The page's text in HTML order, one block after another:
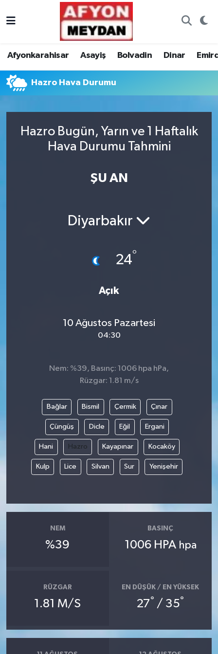
Afyonkarahisar Asayiş Bolvadin Dinar
Hazro Hava Durumu
Hazro Bugün, Yarın ve 1 Haftalık
Hava Durumu Tahmini
ŞU AN
Diyarbakır
24°
Açık
10 Ağustos Pazartesi
04:30
Nem: %39, Basınç: 1006 hpa hPa,
Rüzgar: 1.81 m/s
Bağlar Bismil Çermik Çınar
Çüngüş Dicle Eğil Ergani
Hani Hazro Kayapınar Kocaköy
Kulp Lice Silvan Sur Yenişehir
NEM
%39
BASINÇ
1006 HPA hpa
RÜZGAR
1.81 M/S
EN DÜŞÜK / EN YÜKSEK
27° / 35°
Nöbetçi Eczaneler
Trafik Durumu
Süper Lig Puan Durumu ve Fikstür
Tüm Manşetler